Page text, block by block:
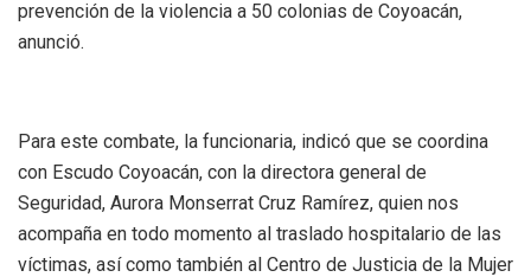
prevención de la violencia a 50 colonias de Coyoacán,
anunció.
Para este combate, la funcionaria, indicó que se coordina
con Escudo Coyoacán, con la directora general de
Seguridad, Aurora Monserrat Cruz Ramírez, quien nos
acompaña en todo momento al traslado hospitalario de las
víctimas, así como también al Centro de Justicia de la Mujer